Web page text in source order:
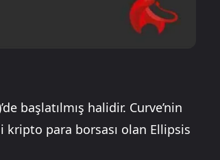
başlatılmış halidir. Curve’nin
kripto para borsası olan Ellipsis